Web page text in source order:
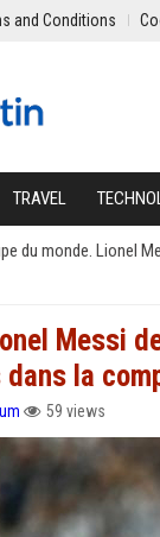
and Conditions
TRAVEL
du monde. Lionel
Messi
la
59 views